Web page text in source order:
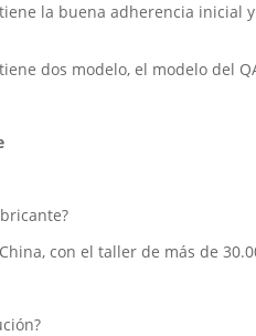
la buena adherencia
dos modelo, el modelo del
con el taller de más de